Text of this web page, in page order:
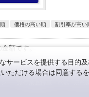
価格の高い順 割引率が高い
額です。
サービスを提供する目的
ただける場合は同意する